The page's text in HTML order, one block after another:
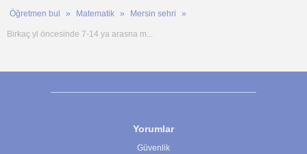
Öğretmen bul Matematik Mersin sehri
Birkaç yl öncesinde 7-14 ya arasna m...
Yorumlar
Güvenlik